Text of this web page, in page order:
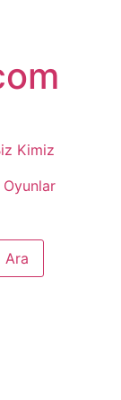
Kimiz
Oyunlar